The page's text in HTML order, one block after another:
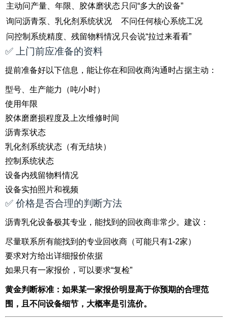
主动问产量、年限、胶体磨状态 只问“多大的设备”
询问沥青泵、乳化剂系统状况
不问任何核心系统工况
问控制系统精度、残留物料情况 只会说“拉过来看看”
✅ 上门前应准备的资料
提前准备好以下信息，能让你在和回收商沟通时占据主动：
型号、生产能力（吨/小时）
使用年限
胶体磨磨损程度及上次维修时间
沥青泵状态
乳化剂系统状态（有无结块）
控制系统状态
设备内残留物料情况
设备实拍照片和视频
✅ 价格是否合理的判断方法
沥青乳化设备极其专业，能找到的回收商非常少。建议：
尽量联系所有能找到的专业回收商（可能只有1-2家）
要求对方给出详细报价依据
如果只有一家报价，可以要求“复检”
黄金判断标准：如果某一家报价明显高于你预期的合理范
围，且不问设备细节，大概率是引流价。